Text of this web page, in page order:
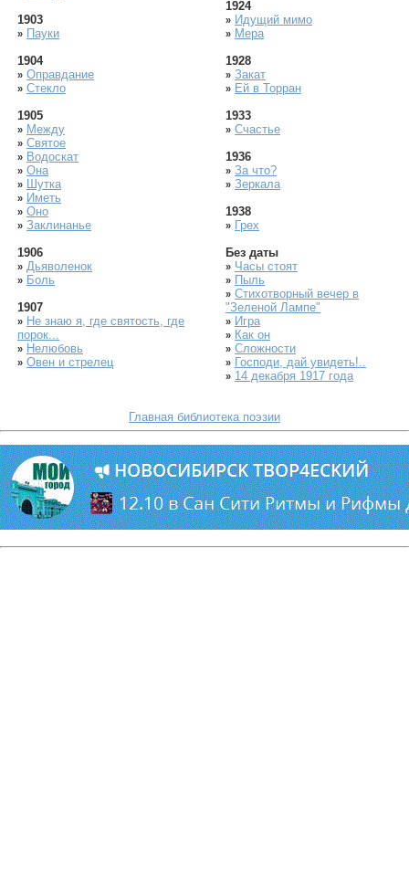
1903
» Пауки
1904
» Оправдание
» Стекло
1905
» Между
» Святое
» Водоскат
» Она
» Шутка
» Иметь
» Оно
» Заклинанье
1906
» Дьяволенок
» Боль
1907
» Не знаю я, где святость, где
порок...
» Нелюбовь
» Овен и стрелец
1924
» Идущий мимо
» Мера
1928
» Закат
» Ей в Торран
1933
» Счастье
1936
» За что?
» Зеркала
1938
» Грех
Без даты
» Часы стоят
» Пыль
» Стихотворный вечер в
"Зеленой Лампе"
» Игра
» Как он
» Сложности
» Господи, дай увидеть!..
» 14 декабря 1917 года
Главная библиотека поэзии